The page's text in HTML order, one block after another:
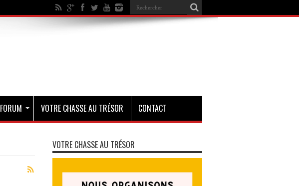
FORUM VOTRE CHASSE AU TRÉSOR CONTACT
VOTRE CHASSE AU TRÉSOR